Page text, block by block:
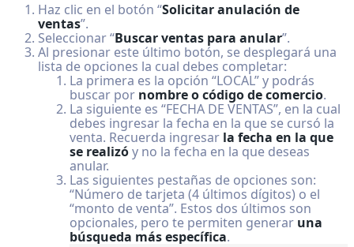
Haz clic en el botón “Solicitar anulación de
ventas”.
Seleccionar “Buscar ventas para anular”.
Al presionar este último botón, se desplegará una
lista de opciones la cual debes completar:
La primera es la opción “LOCAL” y podrás
buscar por nombre o código de comercio.
La siguiente es “FECHA DE VENTAS”, en la cual
debes ingresar la fecha en la que se cursó la
venta. Recuerda ingresar la fecha en la que
se realizóy no la fecha en la que deseas
anular.
Las siguientes pestañas de opciones son:
“Número de tarjeta (4 últimos dígitos) o el
“monto de venta”. Estos dos últimos son
opcionales, pero te permiten generar una
búsqueda más específica.